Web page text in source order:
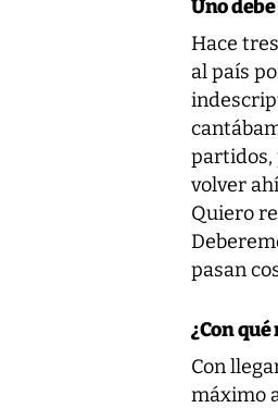
Uno
Hace
al país
partidos,
volver
Quiero
pasan
¿Con
Con
máximo